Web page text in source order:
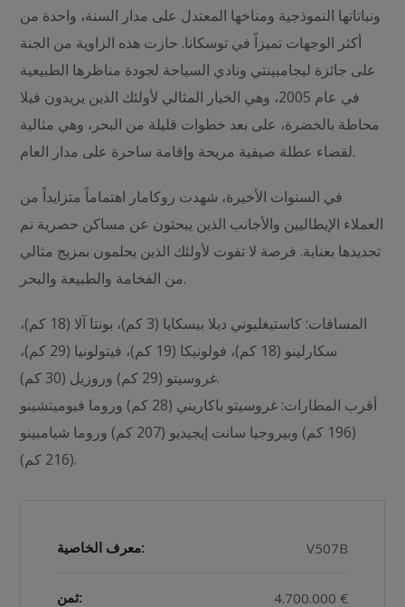
ونباتاتها النموذجية ومناخها المعتدل على مدار السنة، واحدة من
أكثر الوجهات تميزاً في توسكانا. حازت هذه الزاوية من الجنة
على جائزة ليجامبينتي ونادي السياحة لجودة مناظرها الطبيعية
في عام 2005، وهي الخيار المثالي لأولئك الذين يريدون فيلا
محاطة بالخضرة، على بعد خطوات قليلة من البحر، وهي مثالية
لقضاء عطلة صيفية مريحة وإقامة ساحرة على مدار العام.
في السنوات الأخيرة، شهدت روكامار اهتماماً متزايداً من
العملاء الإيطاليين والأجانب الذين يبحثون عن مساكن حصرية تم
تجديدها بعناية. فرصة لا تفوت لأولئك الذين يحلمون بمزيج مثالي
من الفخامة والطبيعة والبحر.
المسافات: كاستيغليوني ديلا بيسكايا (3 كم)، بونتا آلا (18 كم)،
سكارلينو (18 كم)، فولونيكا (19 كم)، فيتولونيا (29 كم)،
غروسيتو (29 كم) وروزيل (30 كم).
أقرب المطارات: غروسيتو باكاريني (28 كم) وروما فيوميتشينو
(196 كم) وبيروجيا سانت إيجيديو (207 كم) وروما شيامبينو
(216 كم).
معرف الخاصية: V507B
ثمن: 4.700.000 €